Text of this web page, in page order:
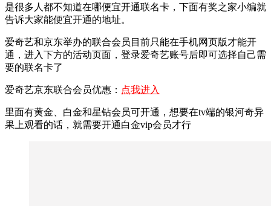
是很多人都不知道在哪便宜开通联名卡，下面有奖之家小编就
告诉大家能便宜开通的地址。
爱奇艺和京东举办的联合会员目前只能在手机网页版才能开
通，进入下方的活动页面，登录爱奇艺账号后即可选择自己需
要的联名卡了
爱奇艺京东联合会员优惠： 点我进入
里面有黄金、白金和星钻会员可开通，想要在tv端的银河奇异
果上观看的话，就需要开通白金vip会员才行